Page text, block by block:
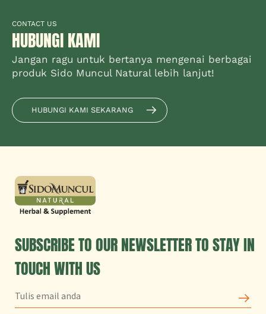
CONTACT US
HUBUNGI KAMI
Jangan ragu untuk bertanya mengenai berbagai
produk Sido Muncul Natural lebih lanjut!
HUBUNGI KAMI SEKARANG
SUBSCRIBE TO OUR NEWSLETTER TO STAY IN
TOUCH WITH US